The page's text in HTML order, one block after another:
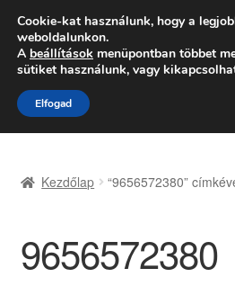
SZÁLLÍTÁS
Hétfő-Péntek
Ugrás
a
navigációhoz
Kilépés
a
tartalomba
Adatvédelmi irányelvek
Felhasználási feltételek
Kezdőlap “9656572380”
9656572380
Cookie-kat használunk, hogy a
weboldalunkon.
A beállítások menüpontban többet
sütiket használunk, vagy
Elfogad